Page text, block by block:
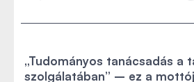
„Tudományos tanácsadás a
szolgálatában” – ez a